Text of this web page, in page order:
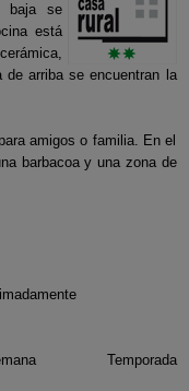
baja se
está
arriba se encuentran la
amigos o familia. En el
barbacoa y una zona de